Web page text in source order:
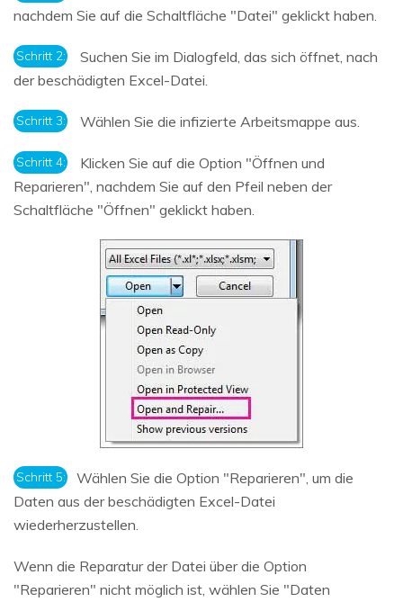
nachdem Sie auf die Schaltfläche "Datei" geklickt haben.
Schritt 2:
Suchen Sie im Dialogfeld, das sich öffnet, nach
der beschädigten Excel-Datei.
Schritt 3: Wählen Sie die infizierte Arbeitsmappe aus.
Schritt 4:
Klicken Sie auf die Option "Öffnen und
Reparieren", nachdem Sie auf den Pfeil neben der
Schaltfläche "Öffnen" geklickt haben.
Schritt 5:
Wählen Sie die Option "Reparieren", um die
Daten aus der beschädigten Excel-Datei
wiederherzustellen.
Wenn die Reparatur der Datei über die Option
"Reparieren" nicht möglich ist, wählen Sie "Daten